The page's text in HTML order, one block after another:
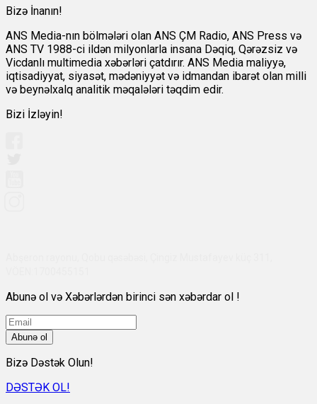
Bizə İnanın!
ANS Media-nın bölmələri olan ANS ÇM Radio, ANS Press və
ANS TV 1988-ci ildən milyonlarla insana Dəqiq, Qərəzsiz və
Vicdanlı multimedia xəbərləri çatdırır. ANS Media maliyyə,
iqtisadiyyat, siyasət, mədəniyyət və idmandan ibarət olan milli
və beynəlxalq analitik məqalələri təqdim edir.
Bizi İzləyin!
Abunə ol və Xəbərlərdən birinci sən xəbərdar ol !
Abunə ol
Bizə Dəstək Olun!
DƏSTƏK OL!